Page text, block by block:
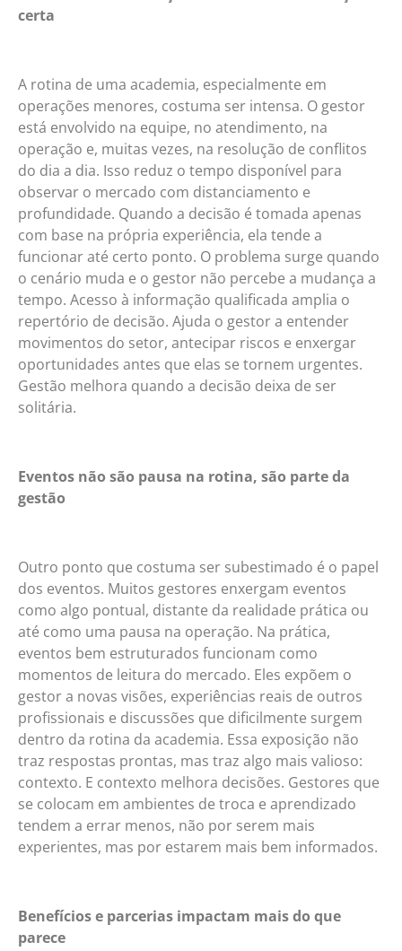
certa
A rotina de uma academia, especialmente em
operações menores, costuma ser intensa. O gestor
está envolvido na equipe, no atendimento, na
operação e, muitas vezes, na resolução de conflitos
do dia a dia. Isso reduz o tempo disponível para
observar o mercado com distanciamento e
profundidade. Quando a decisão é tomada apenas
com base na própria experiência, ela tende a
funcionar até certo ponto. O problema surge quando
o cenário muda e o gestor não percebe a mudança a
tempo. Acesso à informação qualificada amplia o
repertório de decisão. Ajuda o gestor a entender
movimentos do setor, antecipar riscos e enxergar
oportunidades antes que elas se tornem urgentes.
Gestão melhora quando a decisão deixa de ser
solitária.
Eventos não são pausa na rotina, são parte da
gestão
Outro ponto que costuma ser subestimado é o papel
dos eventos. Muitos gestores enxergam eventos
como algo pontual, distante da realidade prática ou
até como uma pausa na operação. Na prática,
eventos bem estruturados funcionam como
momentos de leitura do mercado. Eles expõem o
gestor a novas visões, experiências reais de outros
profissionais e discussões que dificilmente surgem
dentro da rotina da academia. Essa exposição não
traz respostas prontas, mas traz algo mais valioso:
contexto. E contexto melhora decisões. Gestores que
se colocam em ambientes de troca e aprendizado
tendem a errar menos, não por serem mais
experientes, mas por estarem mais bem informados.
Benefícios e parcerias impactam mais do que
parece